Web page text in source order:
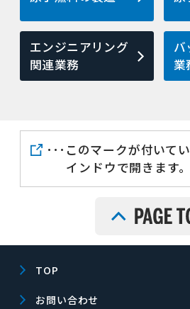
エンジニアリング
関連業務
バ
業
･･･このマークが付いて
インドウで開きます。
TOP
お問い合わせ